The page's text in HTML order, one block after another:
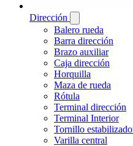
Dirección
Balero rueda
Barra dirección
Brazo auxiliar
Caja dirección
Horquilla
Maza de rueda
Rótula
Terminal dirección
Terminal Interior
Tornillo
Varilla central